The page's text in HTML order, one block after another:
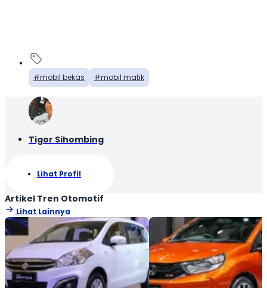
mobil bekas mobil matik
Tigor Sihombing
Lihat Profil
Artikel Tren Otomotif
Lihat Lainnya